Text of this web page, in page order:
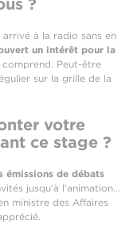
?
arrivé à la radio sans en
un intérêt pour la
Peut-être
sur la grille de la
votre
ce stage ?
émissions de débats
jusqu’à l’animation…
ministre des Affaires